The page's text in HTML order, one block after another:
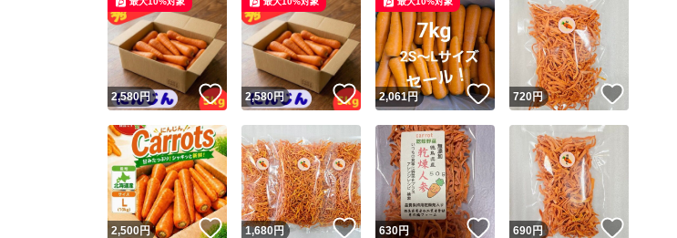
2,580円 いいね！
2,580円 いいね！
2,061円 いいね！
720円
2,500円 いいね！
1,680円 いいね！
630円 いいね！
690円